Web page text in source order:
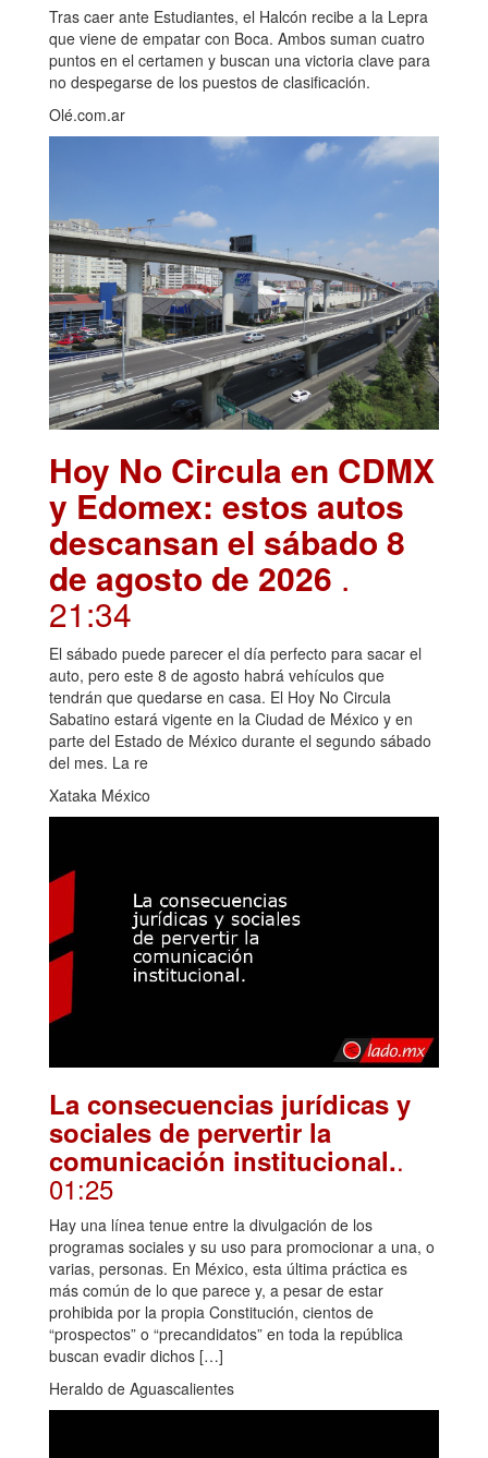
Tras caer ante Estudiantes, el Halcón recibe a la Lepra
que viene de empatar con Boca. Ambos suman cuatro
puntos en el certamen y buscan una victoria clave para
no despegarse de los puestos de clasificación.
Olé.com.ar
Hoy No Circula en CDMX
y Edomex: estos autos
descansan el sábado 8
de agosto de 2026 .
21:34
El sábado puede parecer el día perfecto para sacar el
auto, pero este 8 de agosto habrá vehículos que
tendrán que quedarse en casa. El Hoy No Circula
Sabatino estará vigente en la Ciudad de México y en
parte del Estado de México durante el segundo sábado
del mes. La re
Xataka México
La consecuencias jurídicas y
sociales de pervertir la
comunicación institucional..
01:25
Hay una línea tenue entre la divulgación de los
programas sociales y su uso para promocionar a una, o
varias, personas. En México, esta última práctica es
más común de lo que parece y, a pesar de estar
prohibida por la propia Constitución, cientos de
“prospectos” o “precandidatos” en toda la república
buscan evadir dichos […]
Heraldo de Aguascalientes